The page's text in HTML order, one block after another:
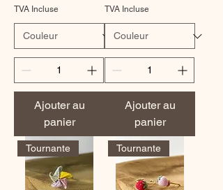
TVA Incluse
Ajouter au
panier
TVA Incluse
Ajouter au
panier
Tournante Tournante